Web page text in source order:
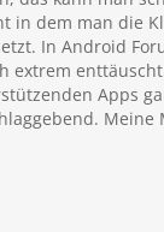
in dem man die
In Android
extrem
Apps